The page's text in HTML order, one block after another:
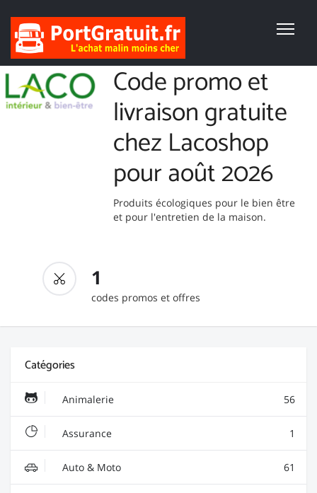
Code promo et
livraison gratuite
chez Lacoshop
pour août 2026
Produits écologiques pour le bien être
et pour l'entretien de la maison.
1
codes promos et offres
Catégories
Animalerie 56
Assurance 1
Auto & Moto 61